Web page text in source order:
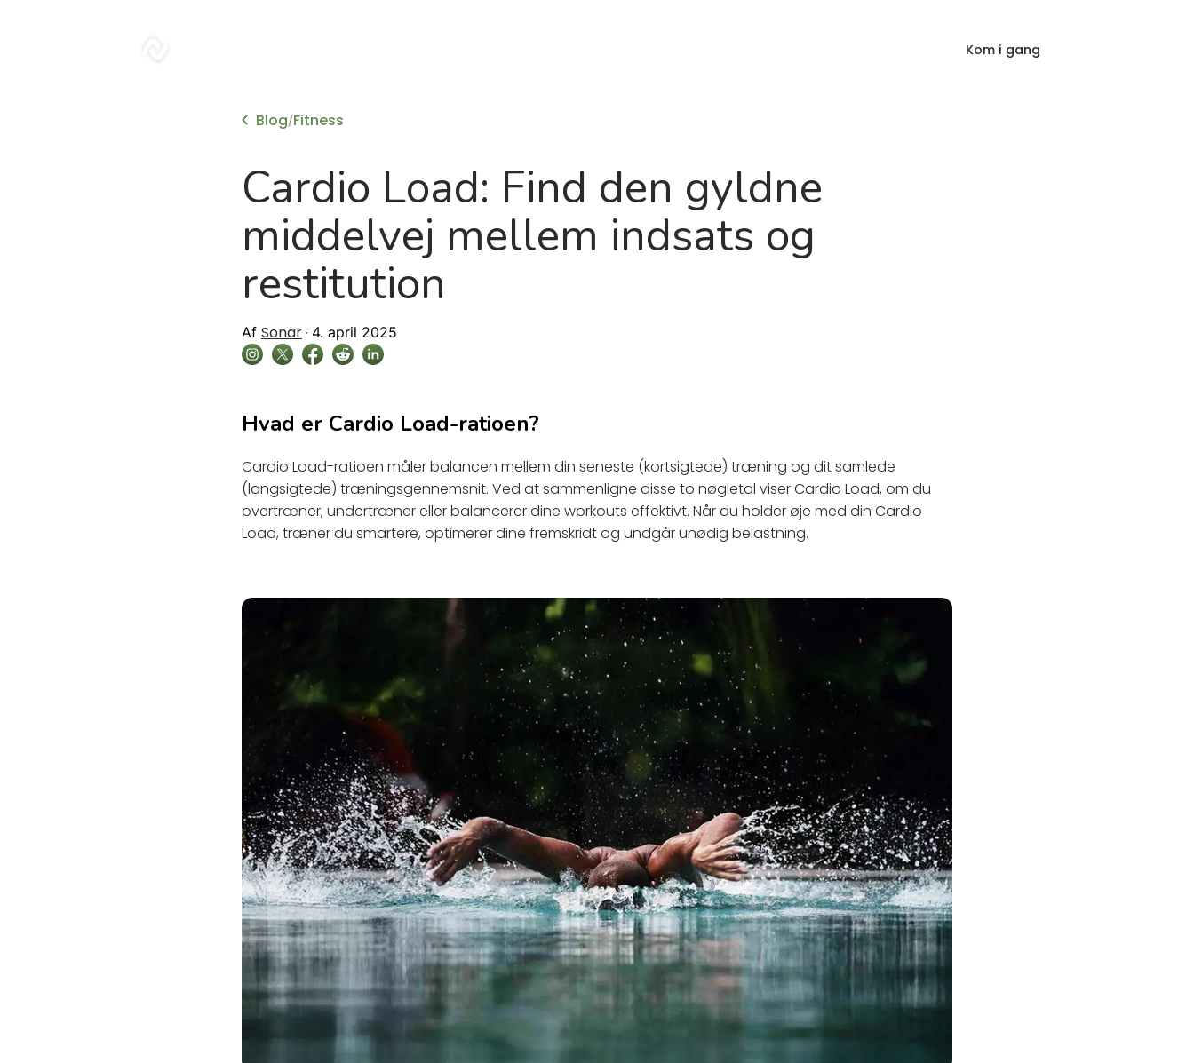
Kom i gang
Blog/Fitness
Cardio Load: Find den gyldne
middelvej mellem indsats og
restitution
Af Sonar 4. april 2025
Hvad er Cardio Load-ratioen?
Cardio Load-ratioen måler balancen mellem din seneste (kortsigtede) træning og dit samlede
(langsigtede) træningsgennemsnit. Ved at sammenligne disse to nøgletal viser Cardio Load, om du
overtræner, undertræner eller balancerer dine workouts effektivt. Når du holder øje med din Cardio
Load, træner du smartere, optimerer dine fremskridt og undgår unødig belastning.